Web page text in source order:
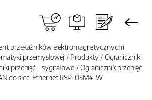
przekaźników elektromagnetycznych i
przemysłowej
Produkty
Ograniczniki
przepięć - sygnałowe
Ogranicznik przepięć
do sieci Ethernet RSP-05M4-W